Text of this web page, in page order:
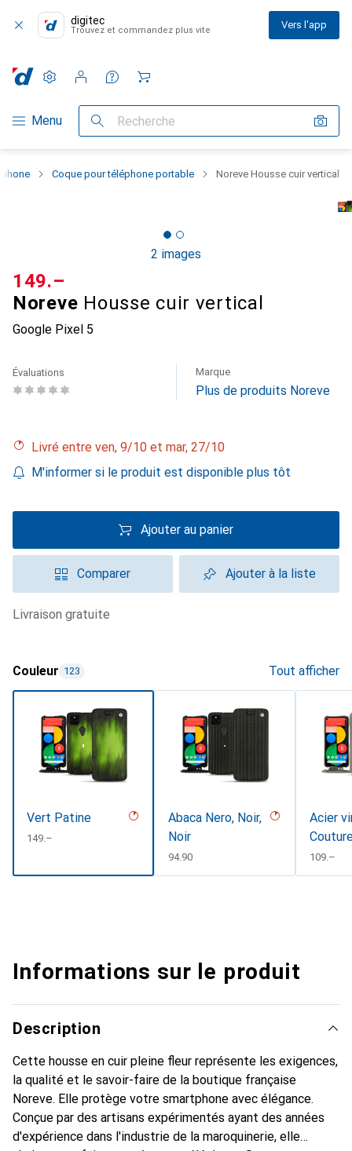
digitec
Trouvez et commandez plus vite Vers l'app
Navigation par catégorie
Menu Recherche
Paramètres
Compte client
Listes de comparaison
Listes d'envies
Panier
Coque pour téléphone portable Noreve Housse cuir vertical
2 images
Noreve Housse cuir vertical
Google Pixel 5
CHF
149.–
Évaluations Marque
Plus de produits Noreve
Livré entre ven, 9/10 et mar, 27/10
M'informer si le produit est disponible plus tôt
Ajouter au panier
Comparer Ajouter à la liste
livraison gratuite
Couleur 123 Tout afficher
Vert Patine
CHF
149.–
Abaca Nero, Noir,
Noir
CHF
94.90
Acier
CHF
109.–
Informations sur le produit
Description
Cette housse en cuir pleine fleur représente les exigences,
la qualité et le savoir-faire de la boutique française
Noreve. Elle protège votre smartphone avec élégance.
Conçue par des artisans expérimentés ayant des années
d'expérience dans l'industrie de la maroquinerie, elle